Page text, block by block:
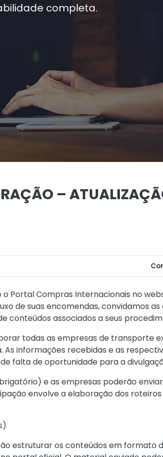
completa.
–
Portal Compras Internacionais no
de suas encomendas, convidamos
conteúdos associados a seus
todas as empresas de transporte
informações recebidas e as
falta de oportunidade para a
e as empresas poderão
envolve a elaboração dos
estruturar os conteúdos em formato